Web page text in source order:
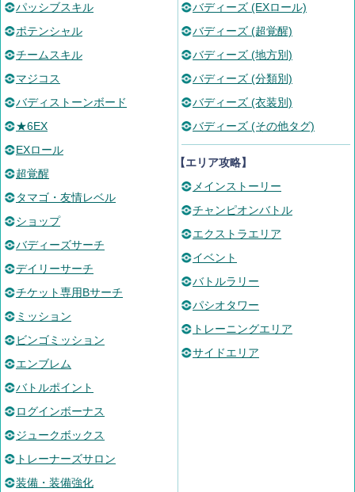
パッシブスキル
ポテンシャル
チームスキル
マジコス
バディストーンボード
★6EX
EXロール
超覚醒
タマゴ・友情レベル
ショップ
バディーズサーチ
デイリーサーチ
チケット専用Bサーチ
ミッション
ビンゴミッション
エンブレム
バトルポイント
ログインボーナス
ジュークボックス
トレーナーズサロン
装備・装備強化
バディーズ (EXロール)
バディーズ (超覚醒)
バディーズ (地方別)
バディーズ (分類別)
バディーズ (衣装別)
バディーズ (その他タグ)
【エリア攻略】
メインストーリー
チャンピオンバトル
エクストラエリア
イベント
バトルラリー
パシオタワー
トレーニングエリア
サイドエリア